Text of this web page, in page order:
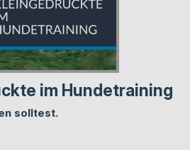
im Hundetraining
solltest.